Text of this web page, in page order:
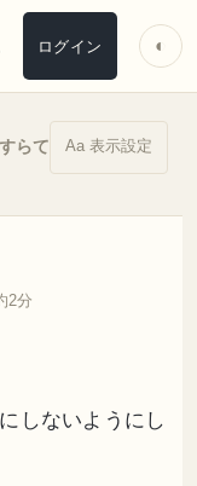
ログイン ◐
らて Aa 表示設定
2分
しないようにし